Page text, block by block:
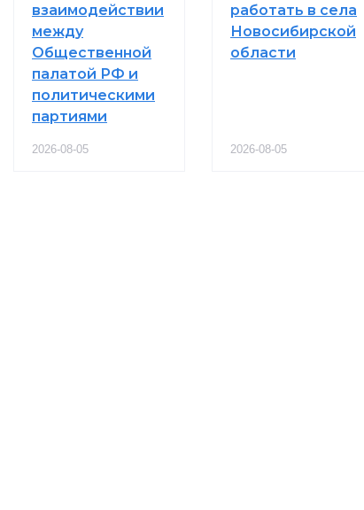
взаимодействии
между
Общественной
палатой РФ и
политическими
партиями
2026-08-05
работать в села
Новосибирской
области
2026-08-05